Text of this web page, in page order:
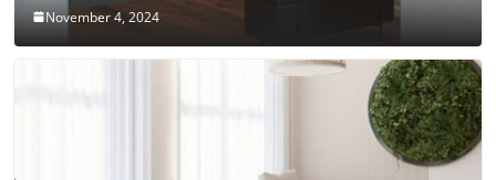
November 4, 2024